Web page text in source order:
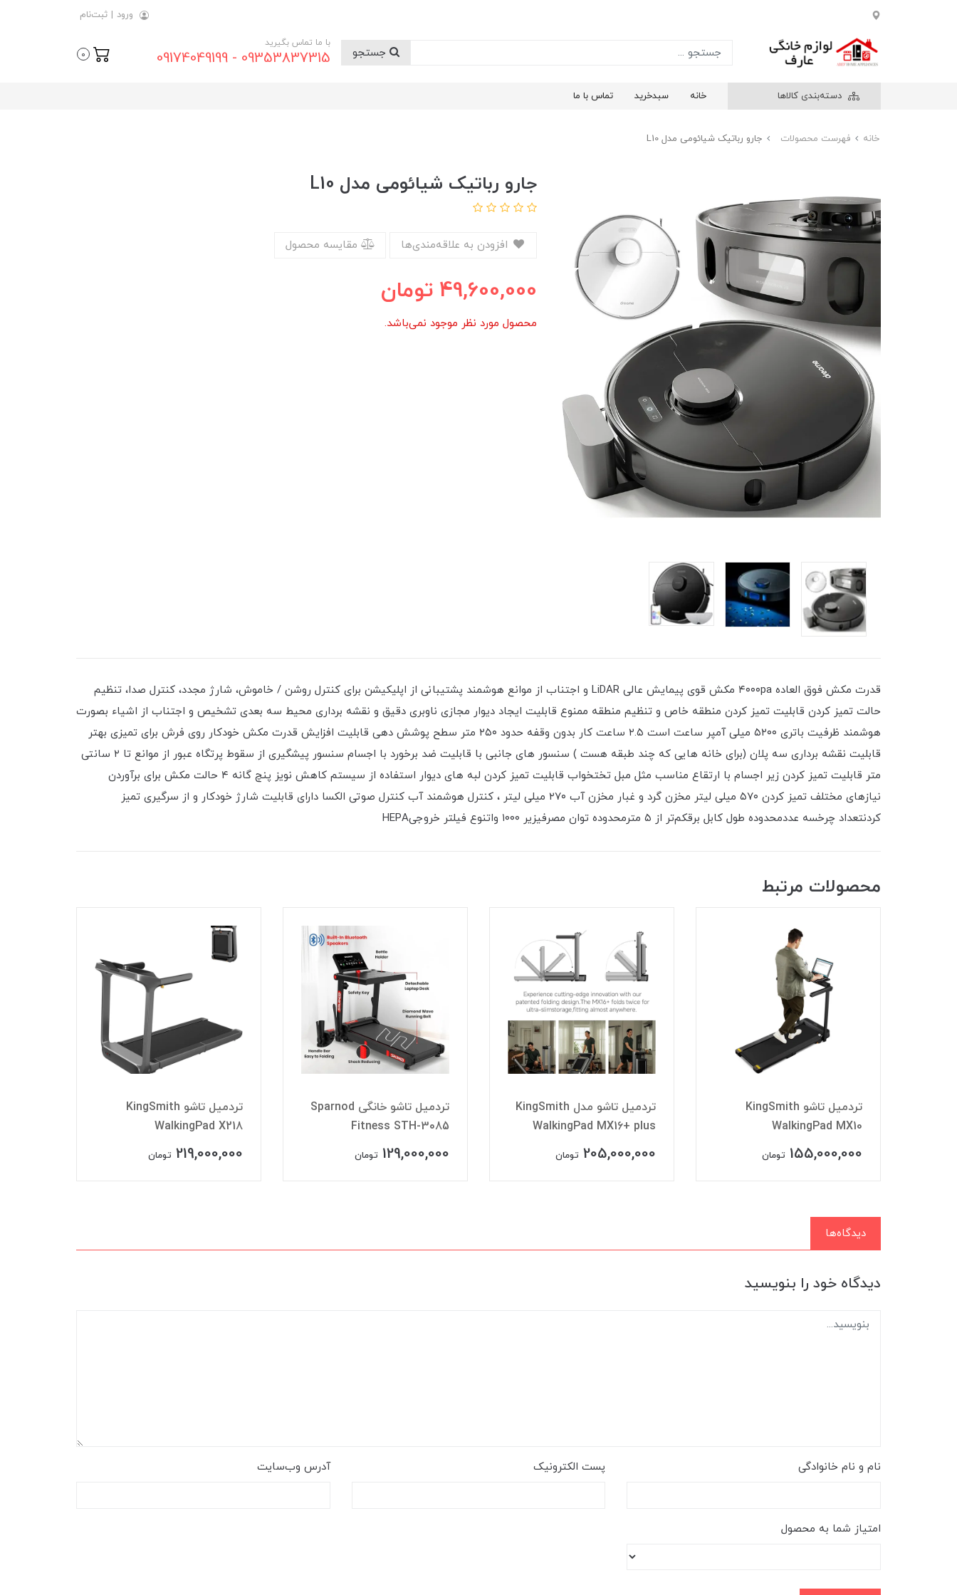
ورود | ثبت‌نام
با ما تماس بگیرید
09353837315 - 09174049199
0
دسته‌بندی کالاها خانه سبدخرید تماس با ما
خانه فهرست محصولات جارو رباتیک شیائومی مدل L10
جارو رباتیک شیائومی مدل L10
مقایسه محصول
49,600,000 تومان
محصول مورد نظر موجود نمی‌باشد.
قدرت مکش فوق العاده ۴۰۰۰pa مکش قوی پیمایش عالی LiDAR و اجتناب از موانع هوشمند پشتیبانی از اپلیکیشن برای کنترل روشن / خاموش، شارژ مجدد، کنترل صدا، تنظیم
حالت تمیز کردن قابلیت تمیز کردن منطقه خاص و تنظیم منطقه ممنوع قابلیت ایجاد دیوار مجازی ناوبری دقیق و نقشه برداری محیط سه بعدی تشخیص و اجتناب از اشیاء بصورت
هوشمند ظرفیت باتری ۵۲۰۰ میلی آمپر ساعت است ۲.۵ ساعت کار بدون وقفه حدود ۲۵۰ متر سطح پوشش دهی قابلیت افزایش قدرت مکش خودکار روی فرش برای تمیزی بهتر
قابلیت نقشه برداری سه پلان (برای خانه هایی که چند طبقه هست ) سنسور های جانبی با قابلیت ضد برخورد با اجسام سنسور پیشگیری از سقوط پرتگاه عبور از موانع تا ۲ سانتی
متر قابلیت تمیز کردن زیر اجسام با ارتقاع مناسب مثل مبل تختخواب قابلیت تمیز کردن لبه های دیوار استفاده از سیستم کاهش نویز پنچ گانه ۴ حالت مکش برای برآوردن
نیازهای مختلف تمیز کردن ۵۷۰ میلی لیتر مخزن گرد و غبار مخزن آب ۲۷۰ میلی لیتر ، کنترل هوشمند آب کنترل صوتی الکسا دارای قابلیت شارژ خودکار و از سرگیری تمیز
کردنتعداد چرخسه عددمحدوده طول کابل برقکم‌تر از ۵ مترمحدوده توان مصرفیزیر ۱۰۰۰ واتنوع فیلتر خروجیHEPA
محصولات مرتبط
تردمیل تاشو KingSmith
WalkingPad MX10
155,000,000 تومان
تردمیل تاشو مدل KingSmith
WalkingPad MX16+ plus
205,000,000 تومان
تردمیل تاشو خانگی Sparnod
Fitness STH-3085
129,000,000 تومان
تردمیل تاشو KingSmith
WalkingPad X218
219,000,000 تومان
دیدگاه‌ها
دیدگاه خود را بنویسید
نام و نام خانوادگی پست الکترونیک آدرس وب‌سایت
امتیاز شما به محصول